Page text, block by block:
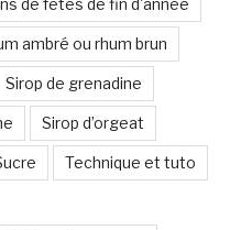
ambré ou rhum brun
Sirop de grenadine
Sirop d’orgeat
Technique et tuto